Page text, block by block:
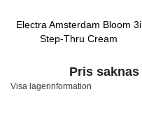
Electra Amsterdam Bloom 3i
Step-Thru Cream
Pris saknas
Visa lagerinformation